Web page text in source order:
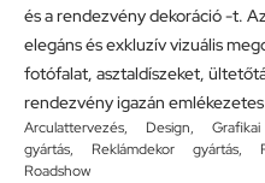
és a rendezvény dekoráció -t.
elegáns és exkluzív vizuális
fotófalat, asztaldíszeket,
rendezvény igazán
Arculattervezés, Design,
gyártás, Reklámdekor gyártás,
Roadshow